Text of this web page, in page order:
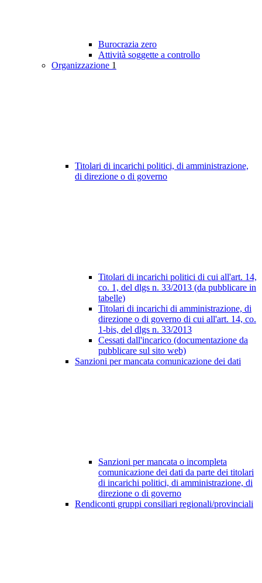
Burocrazia zero
Attività soggette a controllo
Organizzazione 1
Titolari di incarichi politici, di amministrazione,
di direzione o di governo
Titolari di incarichi politici di cui all'art. 14,
co. 1, del dlgs n. 33/2013 (da pubblicare in
tabelle)
Titolari di incarichi di amministrazione, di
direzione o di governo di cui all'art. 14, co.
1-bis, del dlgs n. 33/2013
Cessati dall'incarico (documentazione da
pubblicare sul sito web)
Sanzioni per mancata comunicazione dei dati
Sanzioni per mancata o incompleta
comunicazione dei dati da parte dei titolari
di incarichi politici, di amministrazione, di
direzione o di governo
Rendiconti gruppi consiliari regionali/provinciali